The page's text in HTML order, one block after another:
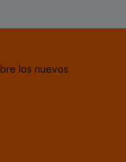
los nuevos